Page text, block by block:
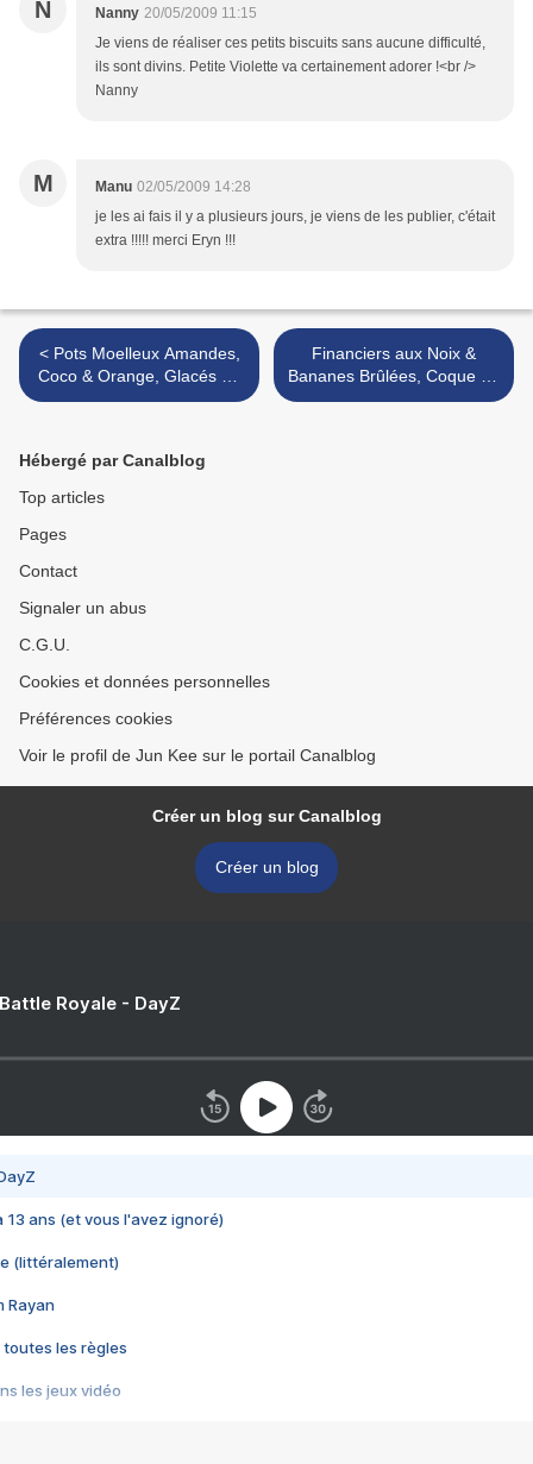
N Nanny 20/05/2009 11:15
Je viens de réaliser ces petits biscuits sans aucune difficulté,
ils sont divins. Petite Violette va certainement adorer !<br />
Nanny
M Manu 02/05/2009 14:28
je les ai fais il y a plusieurs jours, je viens de les publier, c'était
extra !!!!! merci Eryn !!!
< Pots Moelleux Amandes,
Coco & Orange, Glacés au
Chocolat Noir
Financiers aux Noix &
Bananes Brûlées, Coque de
Chocolat Noir >
Hébergé par Canalblog
Top articles
Pages
Contact
Signaler un abus
C.G.U.
Cookies et données personnelles
Préférences cookies
Voir le profil de Jun Kee sur le portail Canalblog
Créer un blog sur Canalblog
Créer un blog
Royale - DayZ
13 ans (et vous l'avez ignoré)
(littéralement)
Rayan
toutes les règles
les jeux vidéo